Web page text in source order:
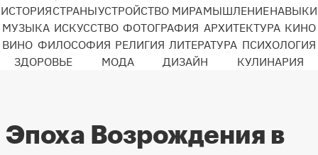
ИСТОРИЯСТРАНЫУСТРОЙСТВО МИРАМЫШЛЕНИЕНАВЫКИ
МУЗЫКА ИСКУССТВО ФОТОГРАФИЯ АРХИТЕКТУРА КИНО
ВИНО ФИЛОСОФИЯ РЕЛИГИЯ ЛИТЕРАТУРА ПСИХОЛОГИЯ
ЗДОРОВЬЕ
МОДА ДИЗАЙН КУЛИНАРИЯ
Эпоха Возрождения в